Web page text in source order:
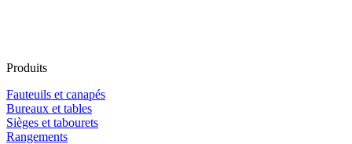
Produits
Fauteuils et canapés
Bureaux et tables
Sièges et tabourets
Rangements